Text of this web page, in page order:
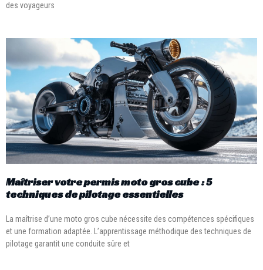
des voyageurs
Maîtriser votre permis moto gros cube : 5
techniques de pilotage essentielles
La maîtrise d’une moto gros cube nécessite des compétences spécifiques
et une formation adaptée. L’apprentissage méthodique des techniques de
pilotage garantit une conduite sûre et